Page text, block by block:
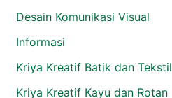
Desain Komunikasi Visual
Informasi
Kriya Kreatif Batik dan Tekstil
Kriya Kreatif Kayu dan Rotan